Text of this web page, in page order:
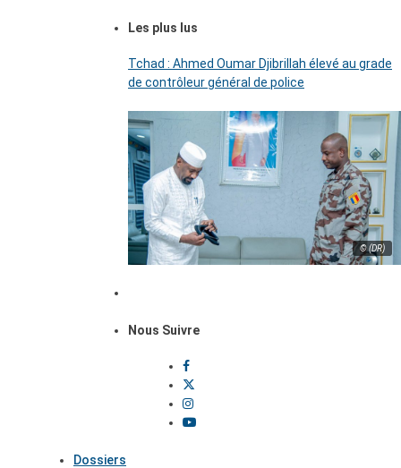
Les plus lus
Tchad : Ahmed Oumar Djibrillah élevé au grade
de contrôleur général de police
© (DR)
Nous Suivre
Dossiers